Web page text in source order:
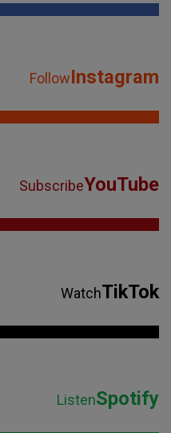
FollowInstagram
SubscribeYouTube
WatchTikTok
ListenSpotify